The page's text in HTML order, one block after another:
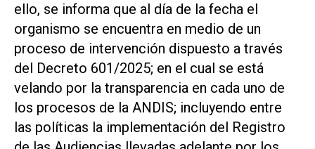
ello, se informa que al día de la fecha el
organismo se encuentra en medio de un
proceso de intervención dispuesto a través
del Decreto 601/2025; en el cual se está
velando por la transparencia en cada uno de
los procesos de la ANDIS; incluyendo entre
las políticas la implementación del Registro